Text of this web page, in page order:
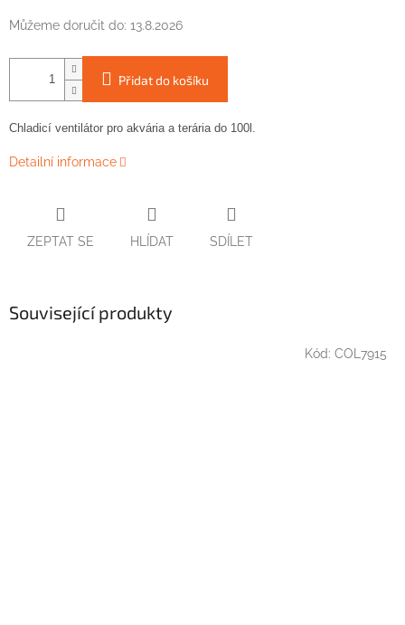
Můžeme doručit do: 13.8.2026
Přidat do košíku
Chladicí ventilátor pro akvária a terária do 100l .
Detailní informace
ZEPTAT SE HLÍDAT SDÍLET
Související produkty
Kód: COL7915